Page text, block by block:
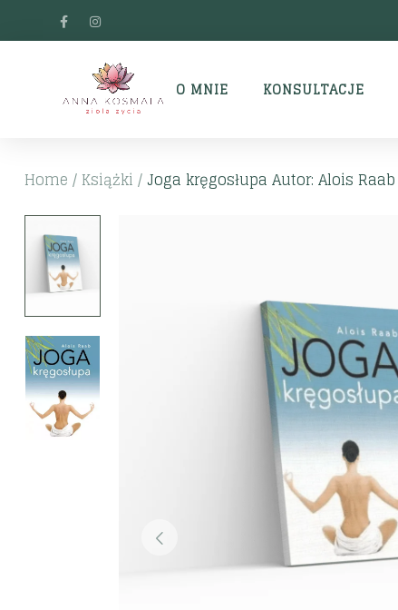
O MNIE KONSULTACJE
Home / Książki /Joga kręgosłupa Autor: Alois Raab